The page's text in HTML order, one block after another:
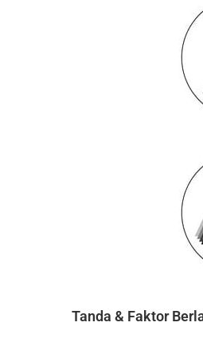
Tanda & Faktor